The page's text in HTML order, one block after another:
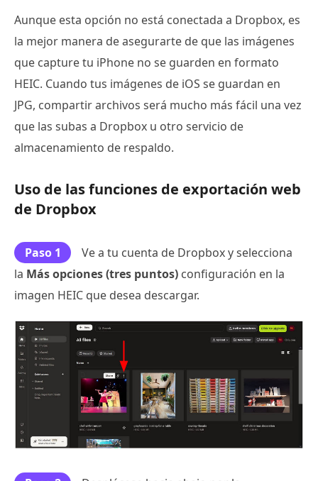
Aunque esta opción no está conectada a Dropbox, es
la mejor manera de asegurarte de que las imágenes
que capture tu iPhone no se guarden en formato
HEIC. Cuando tus imágenes de iOS se guardan en
JPG, compartir archivos será mucho más fácil una vez
que las subas a Dropbox u otro servicio de
almacenamiento de respaldo.
Uso de las funciones de exportación web
de Dropbox
Paso 1
Ve a tu cuenta de Dropbox y selecciona
la Más opciones (tres puntos) configuración en la
imagen HEIC que desea descargar.